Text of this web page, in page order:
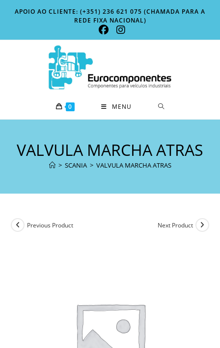
APOIO AO CLIENTE: (+351) 236 621 075 (CHAMADA PARA A
REDE FIXA NACIONAL)
0 MENU
VALVULA MARCHA ATRAS
> SCANIA > VALVULA MARCHA ATRAS
Previous Product Next Product